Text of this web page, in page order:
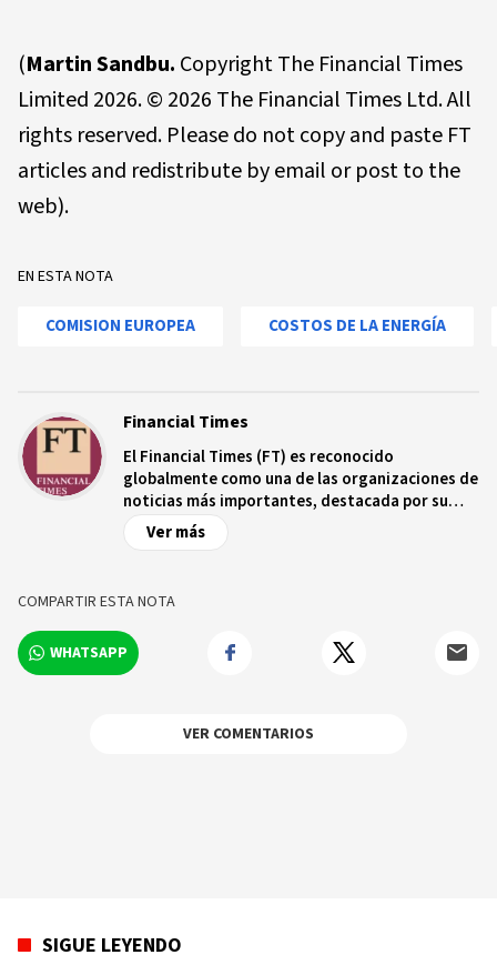
(Martin Sandbu. Copyright The Financial Times
Limited 2026. © 2026 The Financial Times Ltd. All
rights reserved. Please do not copy and paste FT
articles and redistribute by email or post to the
web).
EN ESTA NOTA
COMISION EUROPEA COSTOS DE LA ENERGÍA
Financial Times
El Financial Times (FT) es reconocido
globalmente como una de las organizaciones de
noticias más importantes, destacada por su
autoridad e integridad editorial. Fundado en
1888, ha evolucionado de ser un diario enfocado
digitales.
Ver más
COMPARTIR ESTA NOTA
WHATSAPP
VER COMENTARIOS
SIGUE LEYENDO